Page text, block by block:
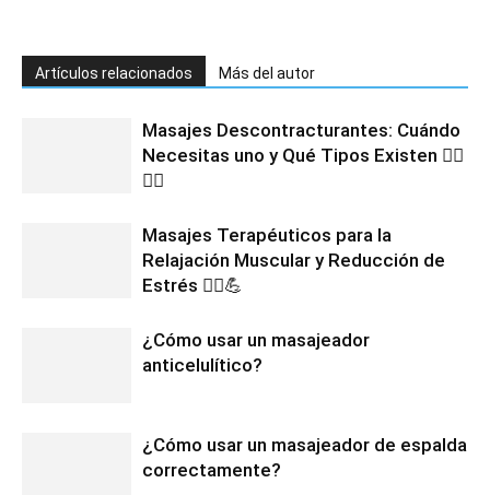
Artículos relacionados Más del autor
Masajes Descontracturantes: Cuándo
Necesitas uno y Qué Tipos Existen 💆‍♂️
💆‍♀️
Masajes Terapéuticos para la
Relajación Muscular y Reducción de
Estrés 💆‍♀️💪
¿Cómo usar un masajeador
anticelulítico?
¿Cómo usar un masajeador de espalda
correctamente?